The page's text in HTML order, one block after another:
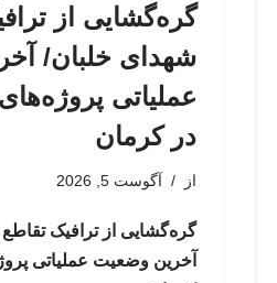
گره‌گشایی از
شهدای خلبان/
عملیاتی
در کرمان
از آگوست 5, 2026
گره‌گشایی از ترافیک
آخرین وضعیت عملیاتی